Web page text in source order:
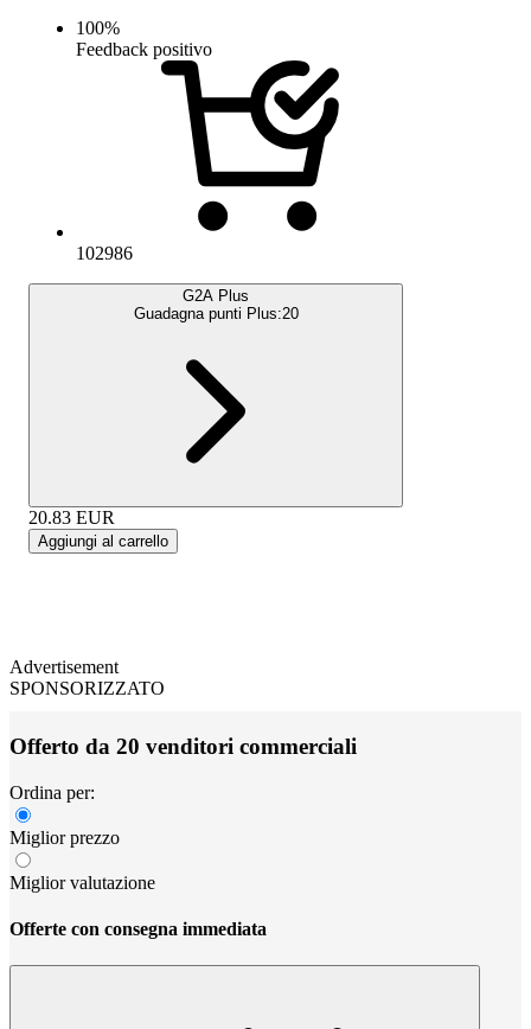
100%
Feedback positivo
102986
G2A Plus
Guadagna punti Plus:20
20.83 EUR
Aggiungi al carrello
Advertisement
SPONSORIZZATO
Offerto da 20 venditori commerciali
Ordina per:
Miglior prezzo
Miglior valutazione
Offerte con consegna immediata